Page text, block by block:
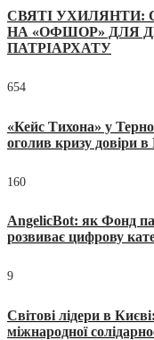
СВЯТІ УХИЛЯНТИ:
НА «ОФШОР» ДЛЯ
ПАТРІАРХАТУ
654
«Кейс Тихона» у
оголив кризу довіри
160
AngelicBot: як Фонд
розвиває цифрову
9
Світові лідери в
міжнародної